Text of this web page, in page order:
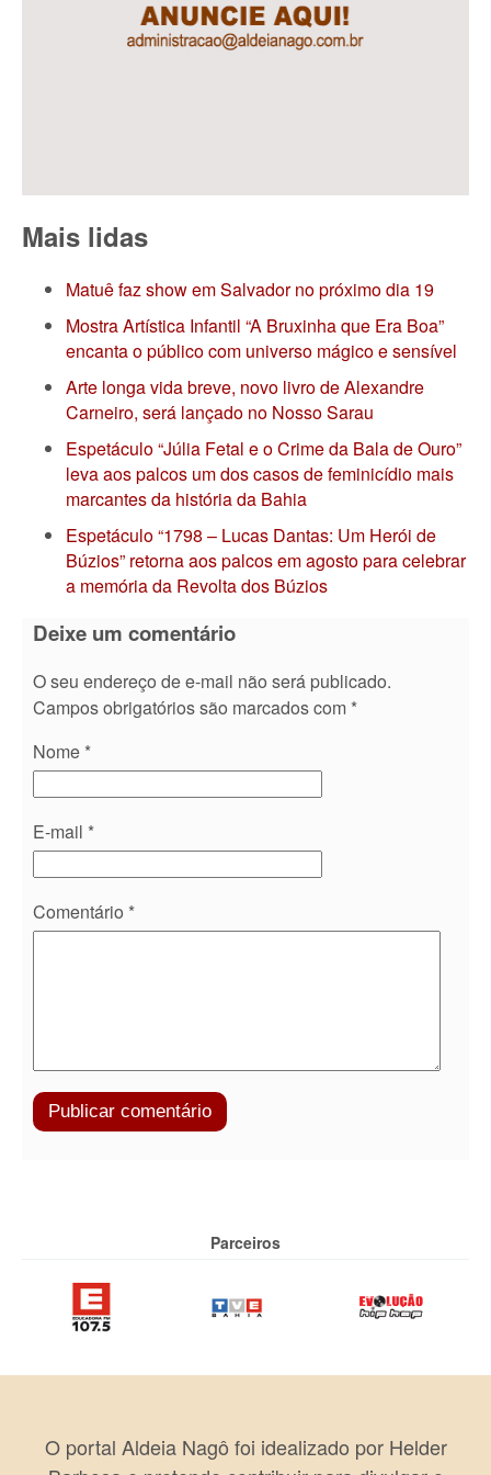
Mais lidas
Matuê faz show em Salvador no próximo dia 19
Mostra Artística Infantil “A Bruxinha que Era Boa”
encanta o público com universo mágico e sensível
Arte longa vida breve, novo livro de Alexandre
Carneiro, será lançado no Nosso Sarau
Espetáculo “Júlia Fetal e o Crime da Bala de Ouro”
leva aos palcos um dos casos de feminicídio mais
marcantes da história da Bahia
Espetáculo “1798 – Lucas Dantas: Um Herói de
Búzios” retorna aos palcos em agosto para celebrar
a memória da Revolta dos Búzios
Deixe um comentário
O seu endereço de e-mail não será publicado.
Campos obrigatórios são marcados com *
Nome *
E-mail *
Comentário *
Parceiros
O portal Aldeia Nagô foi idealizado por Helder